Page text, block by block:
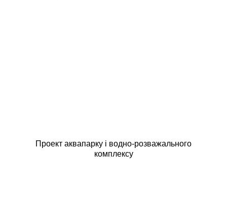
Проект аквапарку і водно-розважального
комплексу